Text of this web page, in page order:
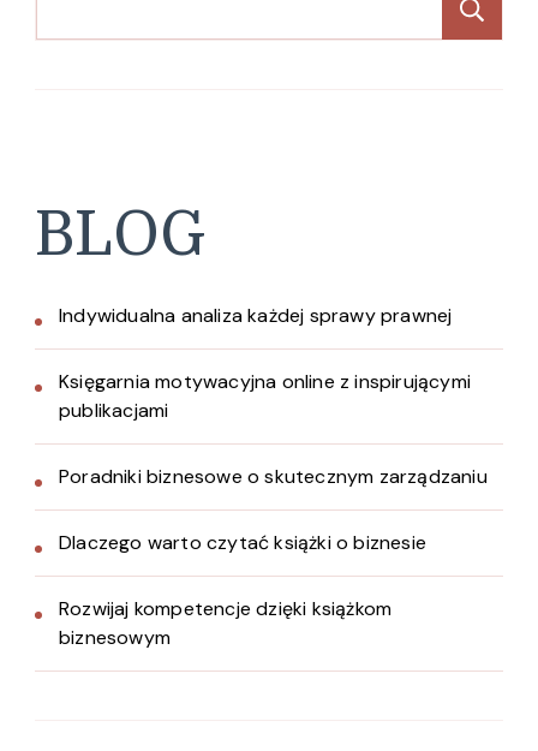
BLOG
Indywidualna analiza każdej sprawy prawnej
Księgarnia motywacyjna online z inspirującymi
publikacjami
Poradniki biznesowe o skutecznym zarządzaniu
Dlaczego warto czytać książki o biznesie
Rozwijaj kompetencje dzięki książkom
biznesowym